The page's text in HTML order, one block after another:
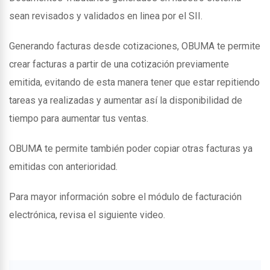
sean revisados y validados en linea por el SII.
Generando facturas desde cotizaciones, OBUMA te permite
crear facturas a partir de una cotización previamente
emitida, evitando de esta manera tener que estar repitiendo
tareas ya realizadas y aumentar así la disponibilidad de
tiempo para aumentar tus ventas.
OBUMA te permite también poder copiar otras facturas ya
emitidas con anterioridad.
Para mayor información sobre el módulo de facturación
electrónica, revisa el siguiente video.